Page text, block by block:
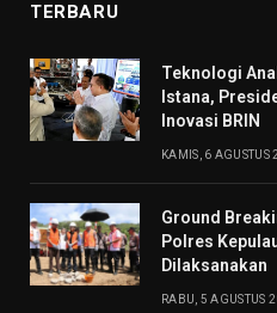
TERBARU
Teknologi
Istana,
Inovasi BRIN
KAMIS, 6 AGUSTUS
Ground
Polres
Dilaksanakan
RABU, 5 AGUSTUS